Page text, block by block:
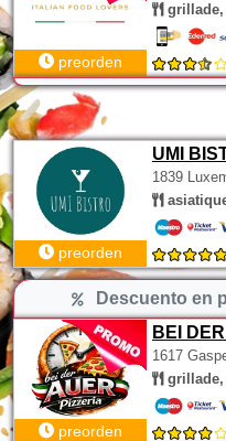
grillade,
preorden
UMI
1839
preorden
Descuento en
BEI
1617
grillade,
preorden